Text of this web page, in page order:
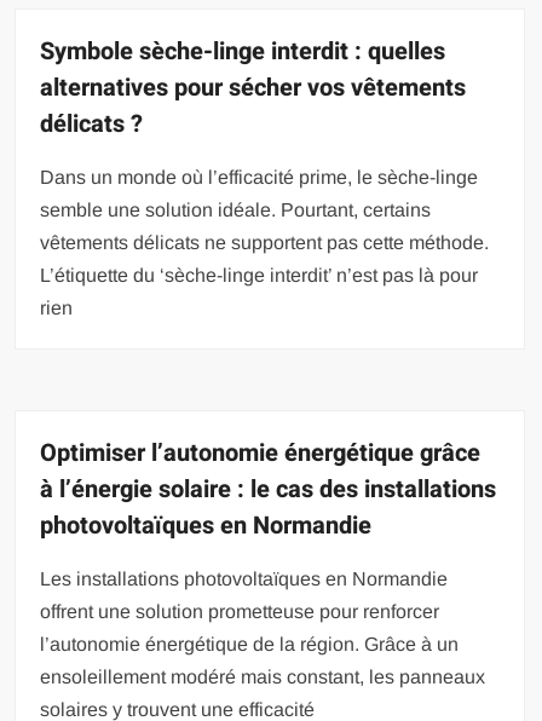
Symbole sèche-linge interdit : quelles
alternatives pour sécher vos vêtements
délicats ?
Dans un monde où l’efficacité prime, le sèche-linge
semble une solution idéale. Pourtant, certains
vêtements délicats ne supportent pas cette méthode.
L’étiquette du ‘sèche-linge interdit’ n’est pas là pour
rien
Optimiser l’autonomie énergétique grâce
à l’énergie solaire : le cas des installations
photovoltaïques en Normandie
Les installations photovoltaïques en Normandie
offrent une solution prometteuse pour renforcer
l’autonomie énergétique de la région. Grâce à un
ensoleillement modéré mais constant, les panneaux
solaires y trouvent une efficacité